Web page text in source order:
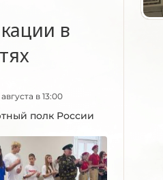
в
в 13:00
полк России